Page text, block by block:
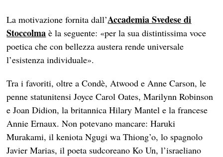
La motivazione fornita dall’Accademia Svedese di
Stoccolma è la seguente: «per la sua distintissima voce
poetica che con bellezza austera rende universale
l’esistenza individuale».
Tra i favoriti, oltre a Condè, Atwood e Anne Carson, le
penne statunitensi Joyce Carol Oates, Marilynn Robinson
e Joan Didion, la britannica Hilary Mantel e la francese
Annie Ernaux. Non potevano mancare: Haruki
Murakami, il keniota Ngugi wa Thiong’o, lo spagnolo
Javier Marias, il poeta sudcoreano Ko Un, l’israeliano